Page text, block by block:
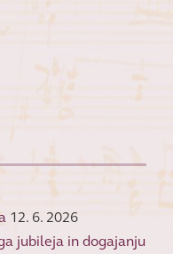
12. 6. 2026
jubileja in dogajanju